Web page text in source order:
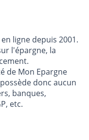
des frais bancaires
engouement en
banques moins
précédente...
pas avoir besoin
ligne depuis 2001.
l'épargne, la
de Mon Epargne
donc aucun
banques,
etc.